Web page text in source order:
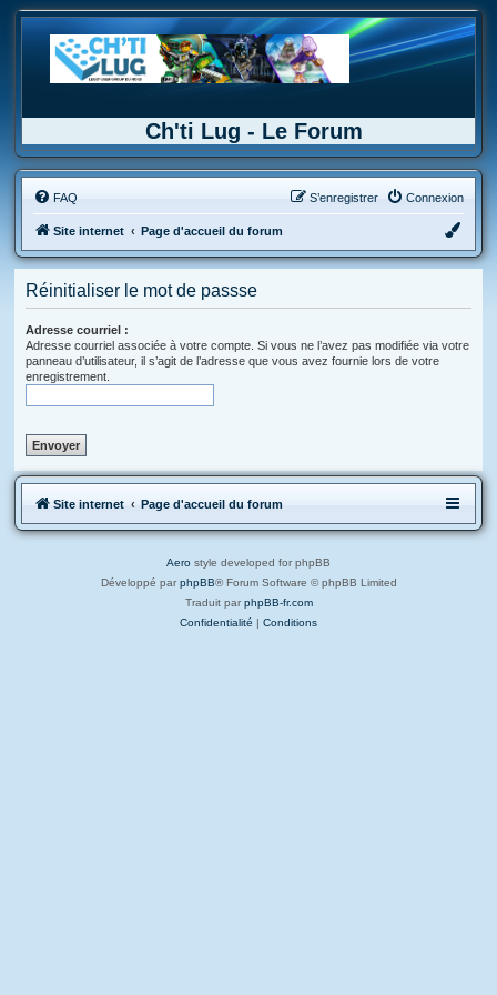
Ch'ti Lug - Le Forum
FAQ Connexion
S’enregistrer
Site internet Page d'accueil du forum
Réinitialiser le mot de passse
Adresse courriel :
Adresse courriel associée à votre compte. Si vous ne l’avez pas modifiée via votre
panneau d’utilisateur, il s’agit de l’adresse que vous avez fournie lors de votre
enregistrement.
Site internet Page d'accueil du forum
Aero style developed for phpBB
Développé par phpBB® Forum Software © phpBB Limited
Traduit par phpBB-fr.com
Confidentialité | Conditions